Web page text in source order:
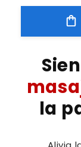
para
-
corporal
la